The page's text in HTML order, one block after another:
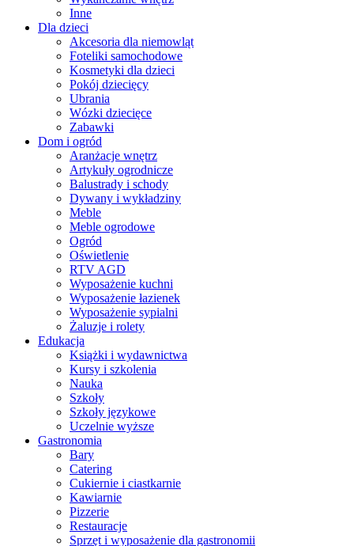
Inne
Dla dzieci
Akcesoria dla niemowląt
Foteliki samochodowe
Kosmetyki dla dzieci
Pokój dziecięcy
Ubrania
Wózki dziecięce
Zabawki
Dom i ogród
Aranżacje wnętrz
Artykuły ogrodnicze
Balustrady i schody
Dywany i wykładziny
Meble
Meble ogrodowe
Ogród
Oświetlenie
RTV AGD
Wyposażenie kuchni
Wyposażenie łazienek
Wyposażenie sypialni
Żaluzje i rolety
Edukacja
Książki i wydawnictwa
Kursy i szkolenia
Nauka
Szkoły
Szkoły językowe
Uczelnie wyższe
Gastronomia
Bary
Catering
Cukiernie i ciastkarnie
Kawiarnie
Pizzerie
Restauracje
Sprzęt i wyposażenie dla gastronomii